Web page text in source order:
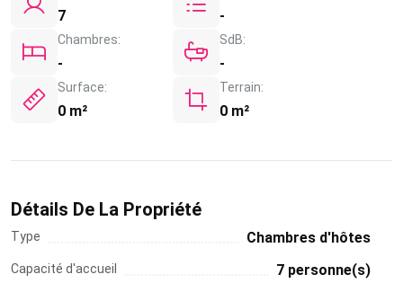
7 -
Chambres:
-
SdB:
-
Surface:
0 m²
Terrain:
0 m²
Détails De La Propriété
Type Chambres d'hôtes
Capacité d'accueil 7 personne(s)